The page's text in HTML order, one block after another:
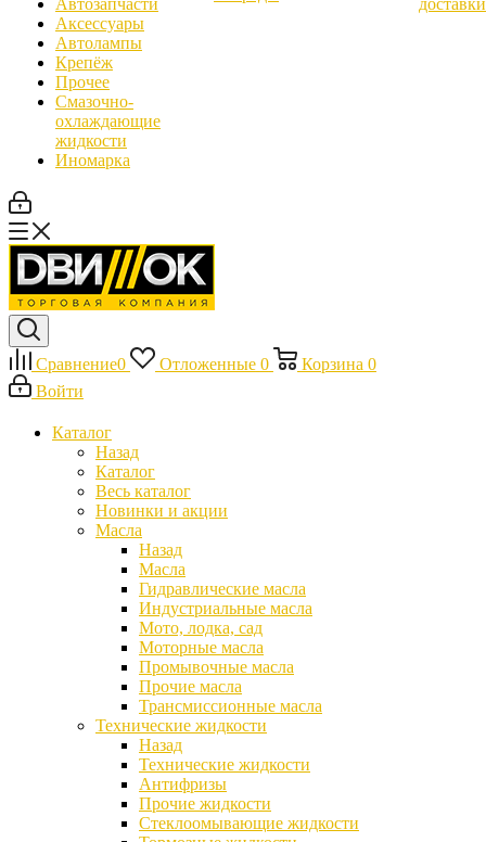
Автозапчасти
Аксессуары
Автолампы
Крепёж
Прочее
Смазочно-
охлаждающие
жидкости
Иномарка
доставки
Сравнение0 Отложенные 0 Корзина 0
Войти
Каталог
Назад
Каталог
Весь каталог
Новинки и акции
Масла
Назад
Масла
Гидравлические масла
Индустриальные масла
Мото, лодка, сад
Моторные масла
Промывочные масла
Прочие масла
Трансмиссионные масла
Технические жидкости
Назад
Технические жидкости
Антифризы
Прочие жидкости
Стеклоомывающие жидкости